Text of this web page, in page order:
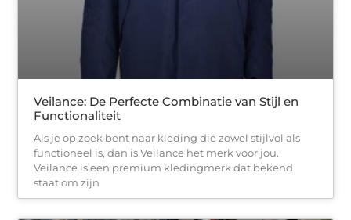
Veilance: De Perfecte Combinatie van Stijl en
Functionaliteit
Als je op zoek bent naar kleding die zowel stijlvol als
functioneel is, dan is Veilance het merk voor jou.
Veilance is een premium kledingmerk dat bekend
staat om zijn